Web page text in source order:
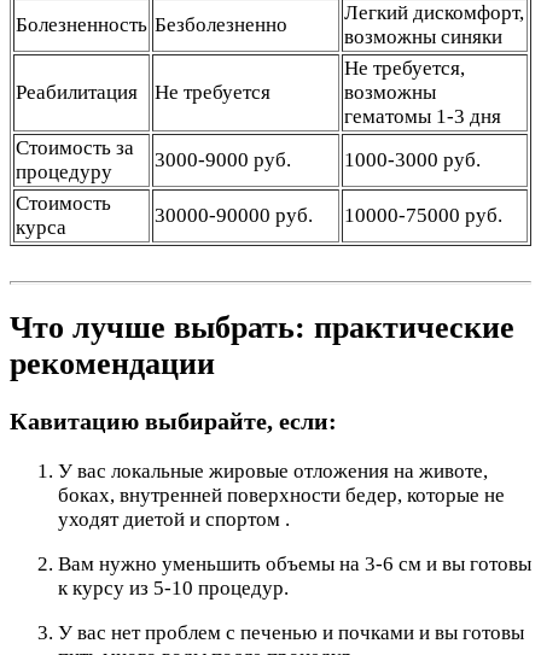
Болезненность Безболезненно
Легкий дискомфорт,
возможны синяки
Реабилитация Не требуется
Не требуется,
возможны
гематомы 1-3 дня
Стоимость за
процедуру
3000-9000 руб.
1000-3000 руб.
Стоимость
курса
30000-90000 руб. 10000-75000 руб.
Что лучше выбрать: практические
рекомендации
Кавитацию выбирайте, если:
У вас локальные жировые отложения на животе,
боках, внутренней поверхности бедер, которые не
уходят диетой и спортом .
Вам нужно уменьшить объемы на 3-6 см и вы готовы
к курсу из 5-10 процедур.
У вас нет проблем с печенью и почками и вы готовы